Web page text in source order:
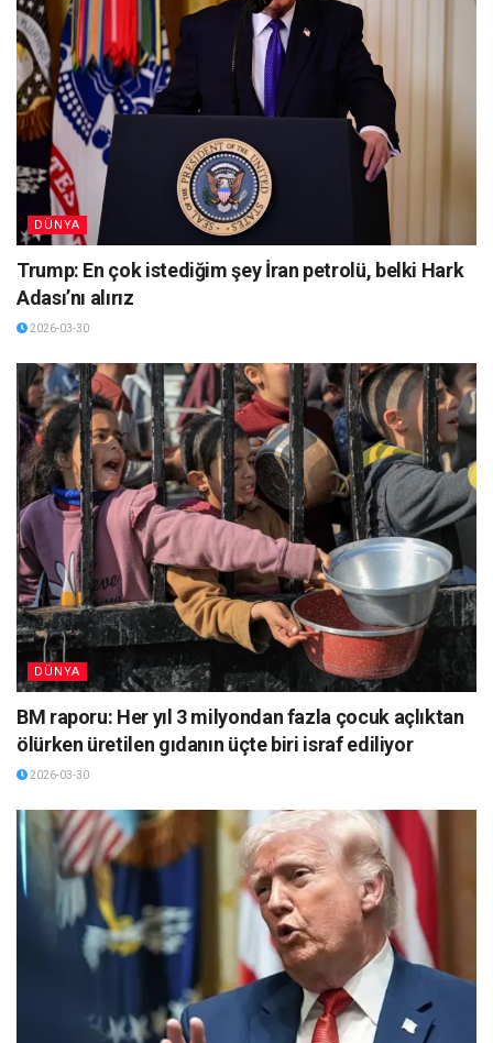
DÜNYA
Trump: En çok istediğim şey İran petrolü, belki Hark
Adası’nı alırız
2026-03-30
DÜNYA
BM raporu: Her yıl 3 milyondan fazla çocuk açlıktan
ölürken üretilen gıdanın üçte biri israf ediliyor
2026-03-30